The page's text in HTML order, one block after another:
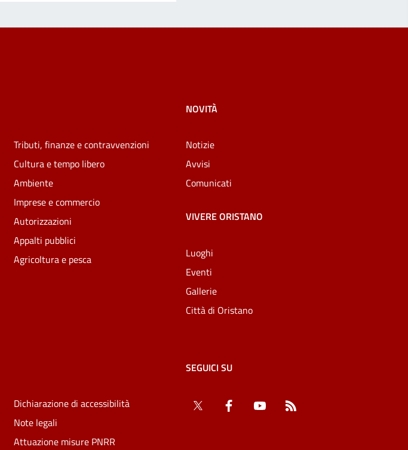
Tributi, finanze e contravvenzioni
Cultura e tempo libero
Ambiente
Imprese e commercio
Autorizzazioni
Appalti pubblici
Agricoltura e pesca
NOVITÀ
Notizie
Avvisi
Comunicati
VIVERE ORISTANO
Luoghi
Eventi
Gallerie
Città di Oristano
Dichiarazione di accessibilità
Note legali
Attuazione misure PNRR
SEGUICI SU
Twitter Facebook YouTube